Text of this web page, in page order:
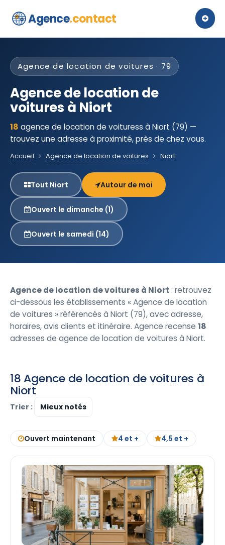
Agence.contact
Agence de location de voitures · 79
Agence de location de
voitures à Niort
18 agence de location de voituress à Niort (79) —
trouvez une adresse à proximité, près de chez vous.
Accueil Agence de location de voitures Niort
Tout Niort Autour de moi
Ouvert le dimanche (1)
Ouvert le samedi (14)
Agence de location de voitures à Niort : retrouvez
ci-dessous les établissements « Agence de location
de voitures » référencés à Niort (79), avec adresse,
horaires, avis clients et itinéraire. Agence recense 18
adresses de agence de location de voitures à Niort.
18 Agence de location de voitures à
Niort
Trier :
Ouvert maintenant 4 et + 4,5 et +